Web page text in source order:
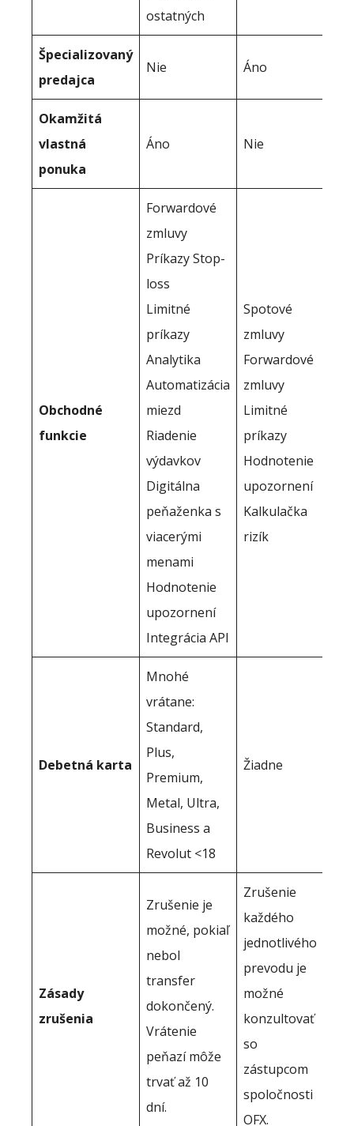
ostatných
Špecializovaný
predajca
Nie Áno
Okamžitá
vlastná
ponuka
Áno Nie
Obchodné
funkcie
Forwardové
zmluvy
Príkazy Stop-
loss
Limitné
príkazy
Analytika
Automatizácia
miezd
Riadenie
výdavkov
Digitálna
peňaženka s
viacerými
menami
Hodnotenie
upozornení
Integrácia API
Spotové
zmluvy
Forwardové
zmluvy
Limitné
príkazy
Hodnotenie
upozornení
Kalkulačka
rizík
Debetná karta
Mnohé
vrátane:
Standard,
Plus,
Premium,
Metal, Ultra,
Business a
Revolut <18
Žiadne
Zásady
zrušenia
Zrušenie je
možné, pokiaľ
nebol
transfer
dokončený.
Vrátenie
peňazí môže
trvať až 10
dní.
Zrušenie
každého
jednotlivého
prevodu je
možné
konzultovať
so
zástupcom
spoločnosti
OFX.